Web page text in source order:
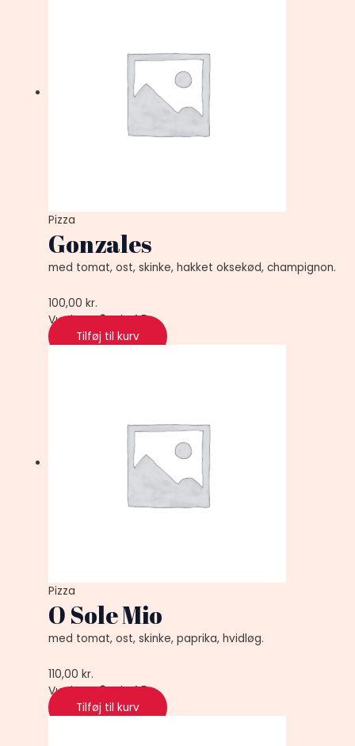
Pizza
Gonzales
med tomat, ost, skinke, hakket oksekød, champignon.
100,00kr.
Vurderet0ud af 5
Tilføj til kurv
Pizza
O Sole Mio
med tomat, ost, skinke, paprika, hvidløg.
110,00kr.
Vurderet0ud af 5
Tilføj til kurv